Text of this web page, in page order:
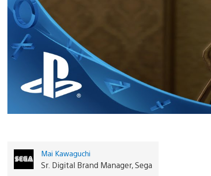
Mai Kawaguchi
Sr. Digital Brand Manager, Sega